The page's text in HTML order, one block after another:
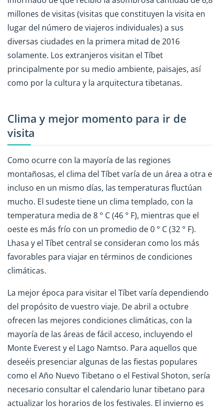
millones de visitas (visitas que constituyen la visita en
lugar del número de viajeros individuales) a sus
diversas ciudades en la primera mitad de 2016
solamente. Los extranjeros visitan el Tíbet
principalmente por su medio ambiente, paisajes, así
como por la cultura y la arquitectura tibetanas.
Clima y mejor momento para ir de
visita
Como ocurre con la mayoría de las regiones
montañosas, el clima del Tíbet varía de un área a otra e
incluso en un mismo días, las temperaturas fluctúan
mucho. El sudeste tiene un clima templado, con la
temperatura media de 8 ° C (46 ° F), mientras que el
oeste es más frío con un promedio de 0 ° C (32 ° F).
Lhasa y el Tíbet central se consideran como los más
favorables para viajar en términos de condiciones
climáticas.
La mejor época para visitar el Tíbet varía dependiendo
del propósito de vuestro viaje. De abril a octubre
ofrecen las mejores condiciones climáticas, con la
mayoría de las áreas de fácil acceso, incluyendo el
Monte Everest y el Lago Namtso. Para aquellos que
deseéis presenciar algunas de las fiestas populares
como el Año Nuevo Tibetano o el Festival Shoton, sería
necesario consultar el calendario lunar tibetano para
actualizar los horarios de los festivales. El invierno es